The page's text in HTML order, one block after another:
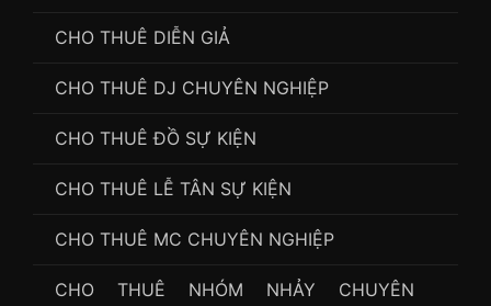
CHO THUÊ DIỄN GIẢ
CHO THUÊ DJ CHUYÊN NGHIỆP
CHO THUÊ ĐỒ SỰ KIỆN
CHO THUÊ LỄ TÂN SỰ KIỆN
CHO THUÊ MC CHUYÊN NGHIỆP
CHO THUÊ NHÓM NHẢY CHUYÊN